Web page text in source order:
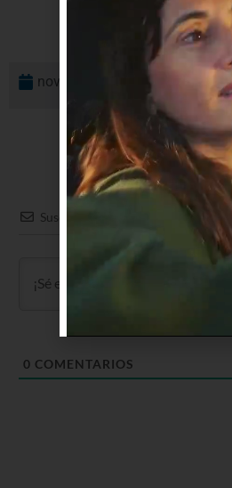
noviembre 30, 2021
Suscribir
0 COMENTARIOS